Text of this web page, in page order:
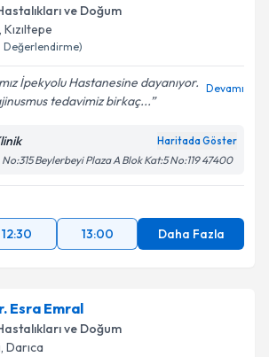
ve Doğum
, Kızıltepe
Değerlendirme)
İpekyolu Hastanesine dayanıyor.
tedavimiz birkaç...
Devamı
Haritada Göster
Beylerbeyi Plaza A Blok Kat:5 No:119 47400
12:30 13:00 Daha Fazla
Esra Emral
ve Doğum
, Darıca